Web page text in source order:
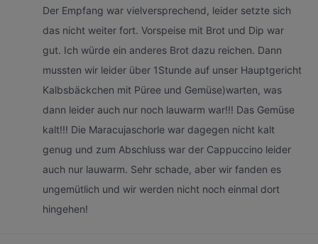
Der Empfang war vielversprechend, leider setzte sich
das nicht weiter fort. Vorspeise mit Brot und Dip war
gut. Ich würde ein anderes Brot dazu reichen. Dann
mussten wir leider über 1Stunde auf unser Hauptgericht
Kalbsbäckchen mit Püree und Gemüse)warten, was
dann leider auch nur noch lauwarm war!!! Das Gemüse
kalt!!! Die Maracujaschorle war dagegen nicht kalt
genug und zum Abschluss war der Cappuccino leider
auch nur lauwarm. Sehr schade, aber wir fanden es
ungemütlich und wir werden nicht noch einmal dort
hingehen!